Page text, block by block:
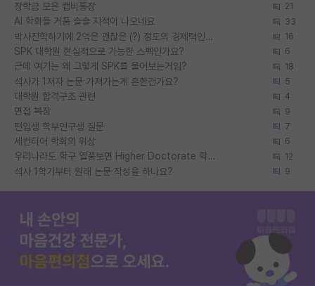
장학금 모은 랩비통장 21
AI 학회들 거품 슬슬 지적이 나오네요 33
박사진학하기에 2억은 괜찮은 (?) 정도의 경제력인가요 16
SPK 대학원 현실적으로 가능한 스펙인가요? 6
근데 여기는 왜 그렇게 SPK를 물어보는거임? 18
석사가 1저자 논문 가져가는게 흔한건가요? 5
대학원 합격구조 관련 4
면접 복장 9
편입생 학부연구생 질문 7
세컨티어 학회의 위상 6
우리나라도 학구 열풍보면 Higher Doctorate 학위가 필요하다고 봅니다. 12
석사 1학기부터 원래 논문 작성을 하나요? 9